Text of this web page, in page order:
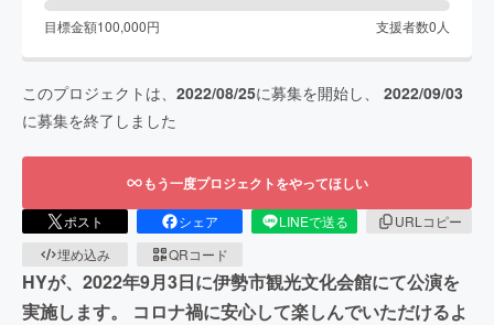
目標金額100,000円 支援者数0 人
このプロジェクトは、 2022/08/25に募集を開始し、 2022/09/03
に募集を終了しました
もう一度プロジェクトをやってほしい
ポスト シェア LINEで送る
URLコピー
埋め込み
QRコード
HYが、2022年9月3日に伊勢市観光文化会館にて公演を
実施します。 コロナ禍に安心して楽しんでいただけるよ